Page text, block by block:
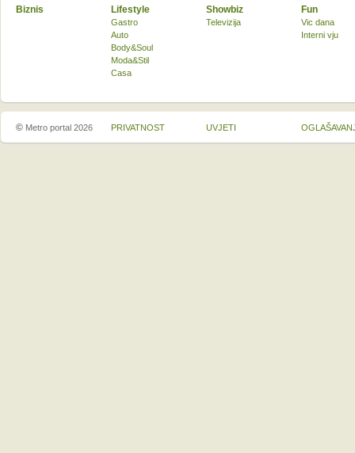
Biznis Lifestyle
Gastro
Auto
Body&Soul
Moda&Stil
Casa
Showbiz
Televizija
Fun
Vic dana
Interni vju
© Metro portal 2026 PRIVATNOST UVJETI